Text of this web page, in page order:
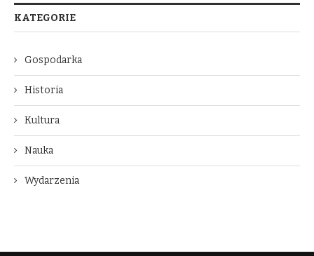
KATEGORIE
Gospodarka
Historia
Kultura
Nauka
Wydarzenia